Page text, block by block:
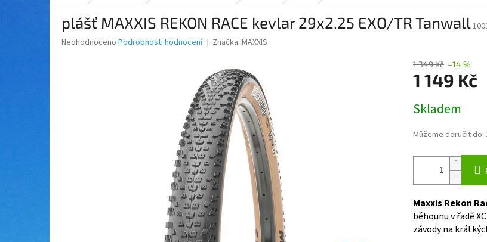
plášť MAXXIS REKON RACE kevlar 29x2.25 EXO/TR Tanwall
Průměrné
Neohodnoceno Podrobnosti hodnocení Značka: MAXXIS
1 349 Kč –14 %
1 149 Kč
cena:
Skladem
Můžeme doručit do:
Maxxis Rekon
běhounu v řadě
závody na